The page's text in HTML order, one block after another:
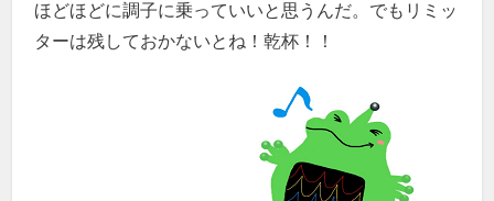
ほどほどに調子に乗っていいと思うんだ。でもリミッ
ターは残しておかないとね！乾杯！！